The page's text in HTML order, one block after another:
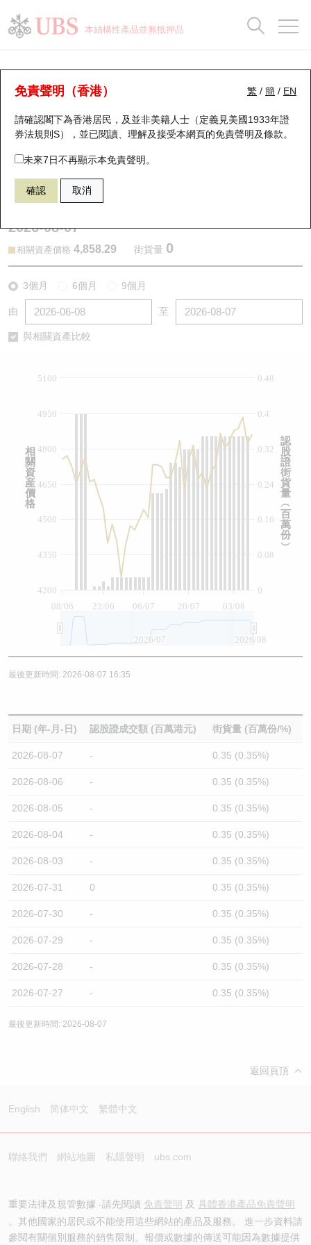
本結構性產品並無抵押品
繁 / 簡 / EN
免責聲明（香港）
請確認閣下為香港居民，及並非美籍人士（定義見美國1933年證
券法規則S），並已閱讀、理解及接受本網頁的免責聲明及條款。
未來7日不再顯示本免責聲明。
確認 取消
認股證分析儀
表現 街貨統計 比較
13436 瑞銀認購 HSTECH 恒生科技指數
2026-08-07
相關資產價格 4,858.29 街貨量 0
3個月 6個月 9個月
由 至
與相關資產比較
08/06 22/06 06/07 20/07 03/08
0
0.08
0.16
0.24
0.32
0.4
0.48
4200
4350
4500
4650
4800
4950
5100
2026/07 2026/08
認
股
證
街
貨
量
︵
百
萬
份
︶
相
關
資
産
價
格
最後更新時間: 2026-08-07 16:35
日期 (年-月-日) 認股證成交額 (百萬港元) 街貨量 (百萬份/%)
2026-08-07 - 0.35 (0.35%)
2026-08-06 - 0.35 (0.35%)
2026-08-05 - 0.35 (0.35%)
2026-08-04 - 0.35 (0.35%)
2026-08-03 - 0.35 (0.35%)
2026-07-31 0 0.35 (0.35%)
2026-07-30 - 0.35 (0.35%)
2026-07-29 - 0.35 (0.35%)
2026-07-28 - 0.35 (0.35%)
2026-07-27 - 0.35 (0.35%)
最後更新時間: 2026-08-07
返回頁頂
English 简体中文 繁體中文
聯絡我們 網站地圖 私隱聲明 ubs.com
重要法律及規管數據 -請先閱讀 免責聲明 及 具體香港產品免責聲明
。其他國家的居民或不能使用這些網站的產品及服務。 進一步資料請
參閱有關個別服務的銷售限制。報價或數據的傳送可能因為數據提供
瑞銀認股證一覽
新發行瑞銀認股證
即將到期認股證
認股證到期結算價查詢
認股證分析儀
認股證/牛熊證日誌
街貨統計
比較
牛熊全景快搜
牛熊證搜尋
牛熊證街貨分佈圖
正股牛熊證列表
新發行瑞銀牛熊證
牛熊證到期結算價查詢
牛熊證文件及公告 (瑞信)
街貨統計
比較
十大升幅/跌幅
十大認股證成交分佈
十天股證佔大市成交
資金流
街貨統計
正股分析儀
二十大活躍股份
恒指成份股
國指成份股
科指成份股
中資ETFs溢價比較
收市競價變化
持股比重
顯示所有持股比重
每月輪證大市專題
輪證專欄
講座及教育短片
認股證投資者教育
牛熊證投資者教育